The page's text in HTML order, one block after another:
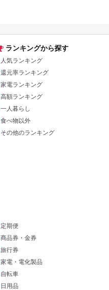
ランキングから探す
人気ランキング
還元率ランキング
家電ランキング
高額ランキング
一人暮らし
食べ物以外
その他のランキング
定期便
商品券・金券
旅行券
家電・電化製品
自転車
日用品